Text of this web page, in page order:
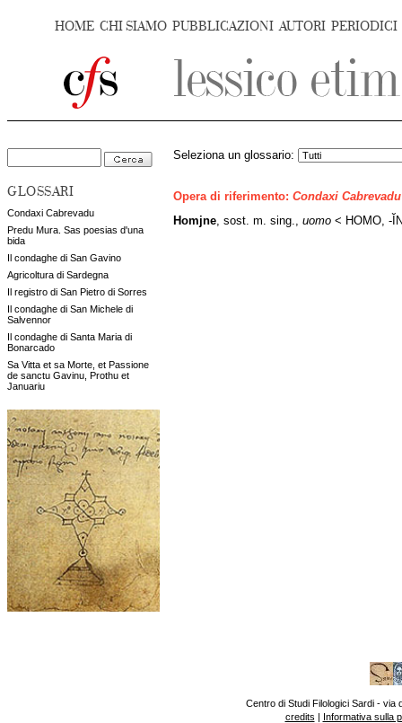
HOME CHI SIAMO PUBBLICAZIONI AUTORI PERIODICI
GLOSSARI
Condaxi Cabrevadu
Predu Mura. Sas poesias d'una
bida
Il condaghe di San Gavino
Agricoltura di Sardegna
Il registro di San Pietro di Sorres
Il condaghe di San Michele di
Salvennor
Il condaghe di Santa Maria di
Bonarcado
Sa Vitta et sa Morte, et Passione
de sanctu Gavinu, Prothu et
Januariu
Seleziona un glossario:
Opera di riferimento: Condaxi Cabrevadu
Homjne sost. m. sing., uomo < HOMO, -
Centro di Studi Filologici Sardi - via
credits | Informativa sulla